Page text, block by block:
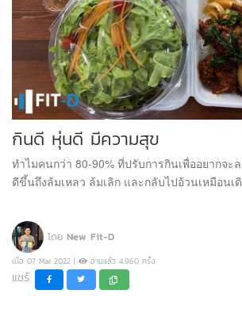
กินดี หุ่นดี มีความสุข
ทำไมคนกว่า 80-90% ที่ปรับการกินเพื่ออยากจ
ดีขึ้นถึงล้มเหลว ล้มเลิก และกลับไปอ้วนเหมือนเ
โดย New Fit-D
เมื่อ 07 Mar 2022 | อ่านแล้ว 4,960 ครั้ง
แชร์